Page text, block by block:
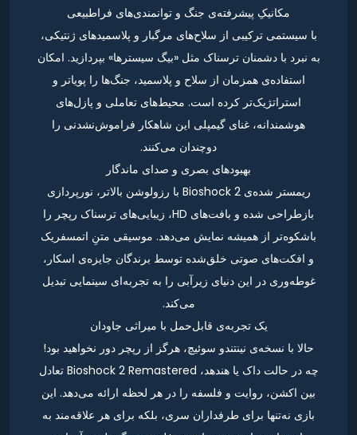
مکانیکِ پیشرفته‌ی جنگ و توانمندی‌های فراطبیعی
با سیستمی ترکیبی از سلاح‌های مرگبار و پلاسمیدهای ژنتیکی،
به نبرد با دشمنان ترسناک مثل «بیگ سیسترها» بپردازید. امکان
استفاده‌ی همزمان از سلاح و پلاسمید، جنگ‌ها را پویاتر و
استراتژیک‌تر کرده است. محیط‌های تعاملی و پازل‌های
هوشمندانه، غنای گیمپلی این شاهکار فراموش‌نشدنی را
دوچندان می‌کنند.
بهبودهای بصری و صدای ماندگار
ریمستر شده‌ی Bioshock 2 با رزولوشن بالاتر، نورپردازی
بازطراحی شده و بافت‌های HD، زیبایی‌های ترسناک رپچر را
باشکوه‌تر از همیشه نمایش می‌دهد. موسیقی متنِ اتمسفریک
و افکت‌های صوتی خلق‌شده توسط برندگان جایزه‌ی اسکار،
غوطه‌وری در این دنیای زیرآبی را به تجربه‌ای سینمایی تبدیل
می‌کند.
یک تجربه‌ی قابل‌حمل با میراثی جاودان
حالا با نسخه‌ی نینتندو سوئیچ، هرگز از رپچر دور نخواهید بود!
چه در حالت داک یا هندهد، Bioshock 2 Remastered تعادل
بین اکشن، روایت و فلسفه را در هر لحظه ارائه می‌دهد. این
بازی نه‌تنها برای طرفداران سری، بلکه برای هر علاقه‌مند به